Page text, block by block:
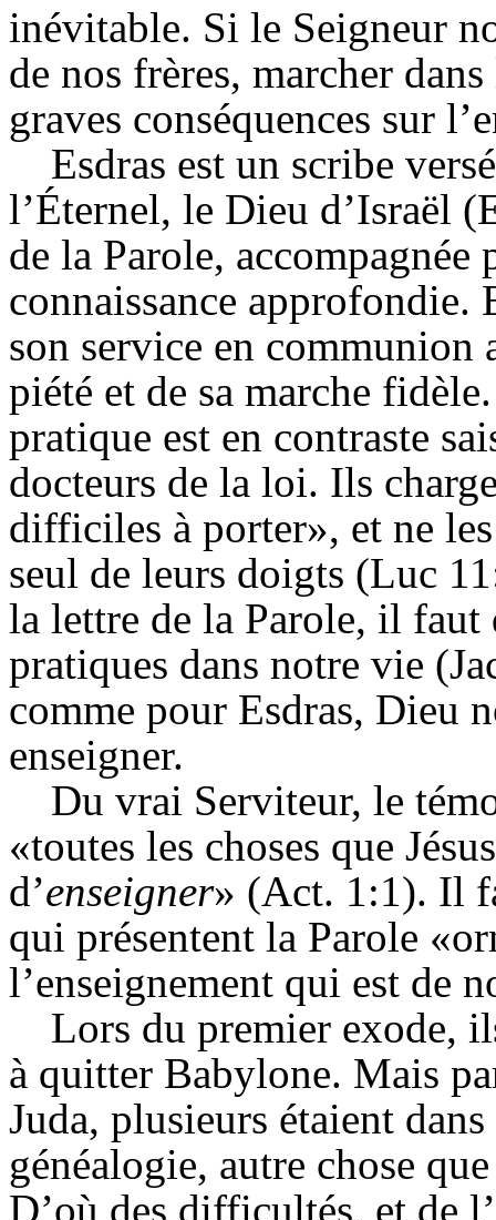
inévitable. Si le Seigneur
de nos frères, marcher
graves conséquences sur
Esdras est un scribe
l’Éternel, le Dieu d’Israël
de la Parole,
connaissance
son service en communion
piété et de sa marche
pratique est en contraste
docteurs de la loi. Ils
difficiles à porter», et ne
seul de leurs doigts (Luc
la lettre de la Parole, il faut
pratiques dans notre vie
comme pour Esdras, Dieu
enseigner.
Du vrai Serviteur, le
«toutes les choses que
d’enseigner» (Act. 1:1). Il
qui présentent la Parole
l’enseignement qui est de
Lors du premier exode,
à quitter Babylone. Mais
Juda, plusieurs étaient
généalogie, autre chose
D’où des difficultés, et de